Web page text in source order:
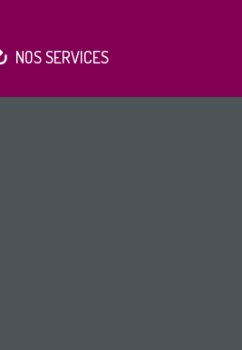
NOS SERVICES